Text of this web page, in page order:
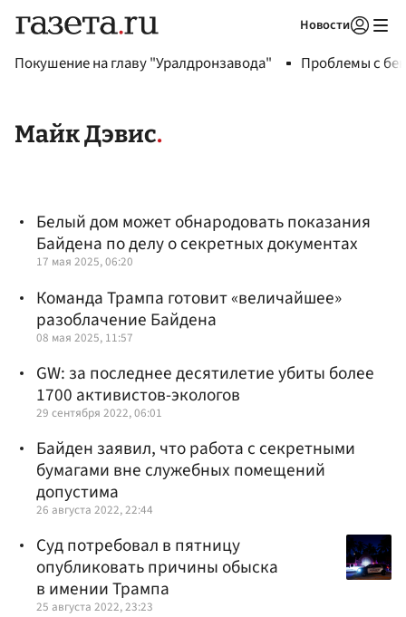
Новости
Покушение на главу "Уралдронзавода" Проблемы с
Майк Дэвис
Белый дом может обнародовать показания
Байдена по делу о секретных документах
17 мая 2025, 06:20
Команда Трампа готовит «величайшее»
разоблачение Байдена
08 мая 2025, 11:57
GW: за последнее десятилетие убиты более
1700 активистов-экологов
29 сентября 2022, 06:01
Байден заявил, что работа с секретными
бумагами вне служебных помещений
допустима
26 августа 2022, 22:44
Суд потребовал в пятницу
опубликовать причины обыска
в имении Трампа
25 августа 2022, 23:23